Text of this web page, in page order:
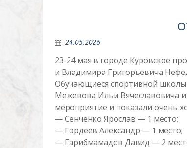
24.05.2026
23-24 мая в городе Куровское
и Владимира Григорьевича
Обучающиеся спортивной школы
Межевова Ильи Вячеславовича
мероприятие и показали очень
— Сенченко Ярослав — 1 место;
— Гордеев Александр — 1 место;
— Гарибмамадов Давид — 2